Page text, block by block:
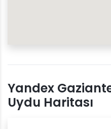
Yandex
Uydu Haritası